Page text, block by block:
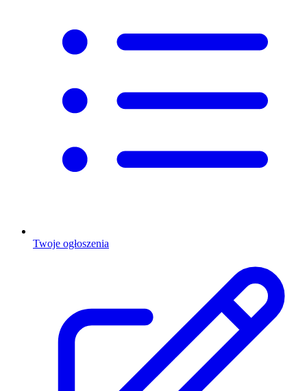
Twoje ogłoszenia